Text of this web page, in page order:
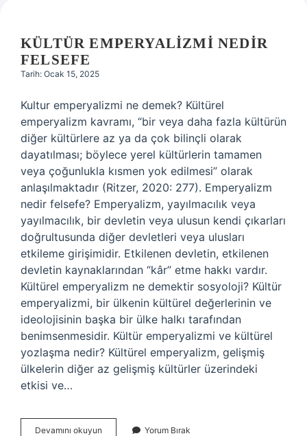
KÜLTÜR EMPERYALIZMI NEDIR
FELSEFE
Tarih: Ocak 15, 2025
Kultur emperyalizmi ne demek? Kültürel
emperyalizm kavramı, “bir veya daha fazla kültürün
diğer kültürlere az ya da çok bilinçli olarak
dayatılması; böylece yerel kültürlerin tamamen
veya çoğunlukla kısmen yok edilmesi” olarak
anlaşılmaktadır (Ritzer, 2020: 277). Emperyalizm
nedir felsefe? Emperyalizm, yayılmacılık veya
yayılmacılık, bir devletin veya ulusun kendi çıkarları
doğrultusunda diğer devletleri veya ulusları
etkileme girişimidir. Etkilenen devletin, etkilenen
devletin kaynaklarından “kâr” etme hakkı vardır.
Kültürel emperyalizm ne demektir sosyoloji? Kültür
emperyalizmi, bir ülkenin kültürel değerlerinin ve
ideolojisinin başka bir ülke halkı tarafından
benimsenmesidir. Kültür emperyalizmi ve kültürel
yozlaşma nedir? Kültürel emperyalizm, gelişmiş
ülkelerin diğer az gelişmiş kültürler üzerindeki
etkisi ve…
Devamını okuyun Yorum Bırak